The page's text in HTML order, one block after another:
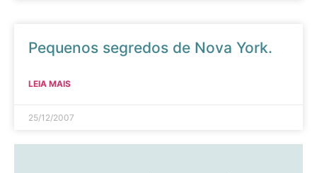
Pequenos segredos de Nova York.
LEIA MAIS
25/12/2007